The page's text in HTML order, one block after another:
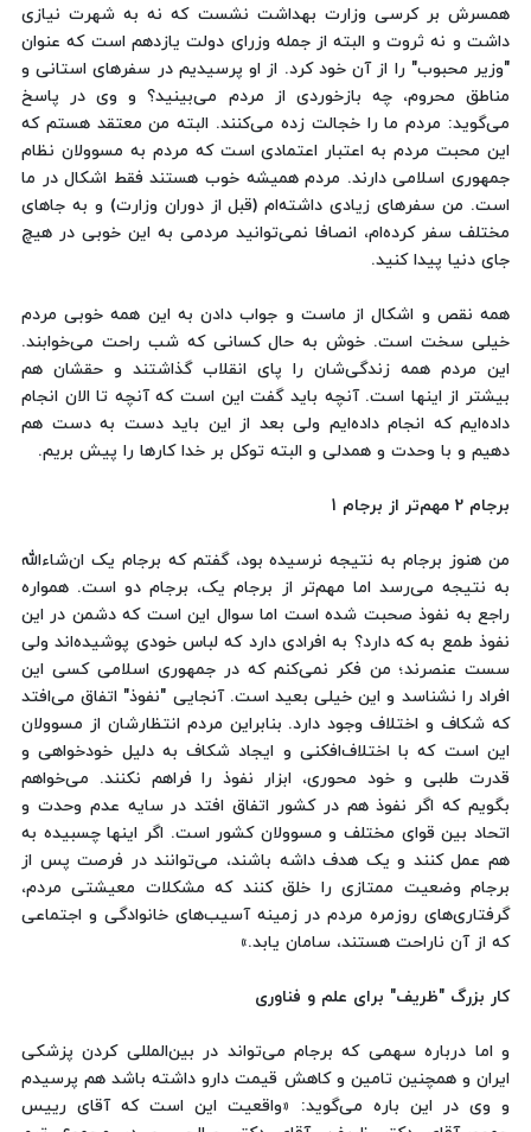
همسرش بر کرسی وزارت بهداشت نشست که نه به شهرت نیازی
داشت و نه ثروت و البته از جمله وزرای دولت یازدهم است که عنوان
"وزیر محبوب" را از آن خود کرد. از او پرسیدیم در سفرهای استانی و
مناطق محروم، چه بازخوردی از مردم می‌بینید؟ و وی در پاسخ
می‌گوید: مردم ما را خجالت زده می‌کنند. البته من معتقد هستم که
این محبت مردم به اعتبار اعتمادی است که مردم به مسوولان نظام
جمهوری اسلامی دارند. مردم همیشه خوب هستند فقط اشکال در ما
است. من سفرهای زیادی داشته‌ام (قبل از دوران وزارت) و به جاهای
مختلف سفر کرده‌ام، انصافا نمی‌توانید مردمی به این خوبی در هیچ
جای دنیا پیدا کنید.
همه نقص و اشکال از ماست و جواب دادن به این همه خوبی مردم
خیلی سخت است. خوش به حال کسانی که شب راحت می‌خوابند.
این مردم همه زندگی‌شان را پای انقلاب گذاشتند و حقشان هم
بیشتر از اینها است. آنچه باید گفت این است که آنچه تا الان انجام
داده‌ایم که انجام داده‌ایم ولی بعد از این باید دست به دست هم
دهیم و با وحدت و همدلی و البته توکل بر خدا کارها را پیش بریم.
برجام 2 مهم‌تر از برجام 1
من هنوز برجام به نتیجه نرسیده بود، گفتم که برجام یک ان‌شاءالله
به نتیجه می‌رسد اما مهم‌تر از برجام یک، برجام دو است. همواره
راجع به نفوذ صحبت شده‌ است اما سوال این است که دشمن در این
نفوذ طمع به که دارد؟ به افرادی دارد که لباس خودی پوشیده‌اند ولی
سست عنصرند؛ من فکر نمی‌کنم که در جمهوری اسلامی کسی این
افراد را نشناسد و این خیلی بعید است. آنجایی "نفوذ" اتفاق می‌افتد
که شکاف و اختلاف وجود دارد. بنابراین مردم انتظارشان از مسوولان
این است که با اختلاف‌افکنی و ایجاد شکاف به دلیل خودخواهی و
قدرت طلبی و خود محوری، ابزار نفوذ را فراهم نکنند. می‌خواهم
بگویم که اگر نفوذ هم در کشور اتفاق افتد در سایه عدم وحدت و
اتحاد بین قوای مختلف و مسوولان کشور است. اگر اینها چسبیده به
هم عمل کنند و یک هدف داشه باشند، می‌توانند در فرصت پس از
برجام وضعیت ممتازی را خلق کنند که مشکلات معیشتی مردم،
گرفتاری‌های روزمره مردم در زمینه آسیب‌های خانوادگی و اجتماعی
که از آن ناراحت هستند، سامان یابد.»
کار بزرگ "ظریف" برای علم و فناوری
و اما درباره سهمی که برجام می‌تواند در بین‌المللی کردن پزشکی
ایران و همچنین تامین و کاهش قیمت دارو داشته باشد هم پرسیدم
و وی در این باره می‌گوید: «واقعیت این است که آقای رییس